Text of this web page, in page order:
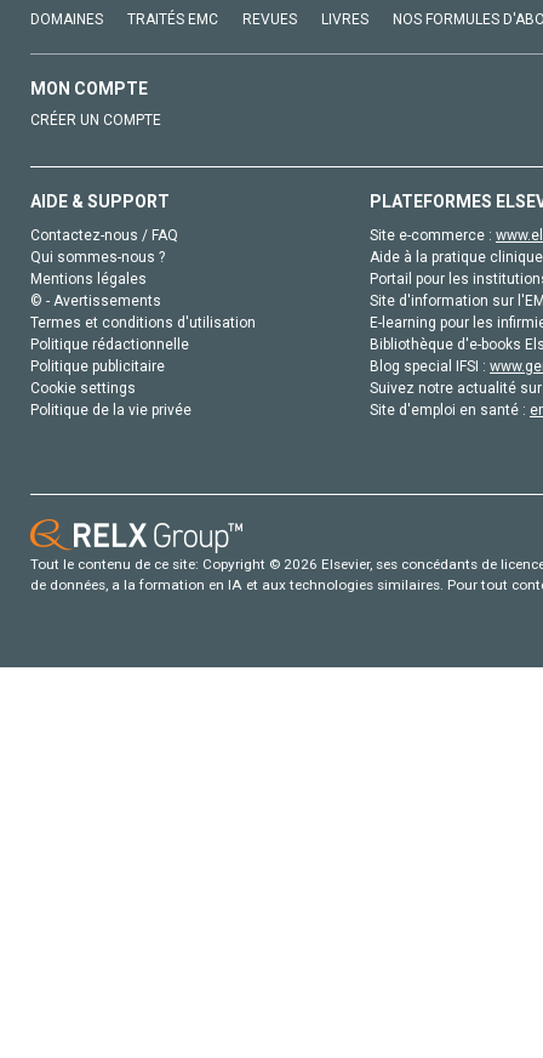
DOMAINES TRAITÉS EMC REVUES LIVRES NOS FORMULES
MON COMPTE
CRÉER UN COMPTE
AIDE & SUPPORT
Contactez-nous / FAQ
Qui sommes-nous ?
Mentions légales
© - Avertissements
Termes et conditions d'utilisation
Politique rédactionnelle
Politique publicitaire
Cookie settings
Politique de la vie privée
PLATEFORMES
Site e-commerce :
Aide à la pratique
Portail pour les
Site d'information sur
E-learning pour les
Bibliothèque d'e-books
Blog special IFSI :
Suivez notre actualité
Site d'emploi en santé :
Tout le contenu de ce site: Copyright © 2026 Elsevier, ses concédants de
de données, a la formation en IA et aux technologies similaires. Pour tout